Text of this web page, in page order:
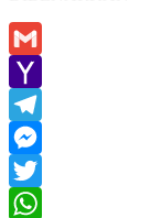
Gmail
Yahoo
Mail
Telegram
Messenger
Twitter